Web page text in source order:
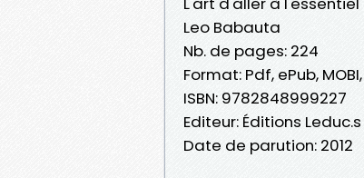
Leo Babauta
Nb. de pages: 224
Format: Pdf, ePub, MOBI,
ISBN: 9782848999227
Editeur: Éditions Leduc.s
Date de parution: 2012